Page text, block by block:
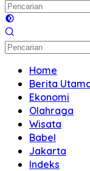
Home
Berita
Ekonomi
Olahraga
Wisata
Babel
Jakarta
Indeks